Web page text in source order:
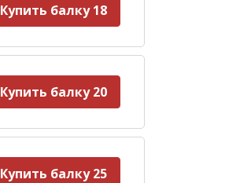
Купить балку 18
Купить балку 20
Купить балку 25